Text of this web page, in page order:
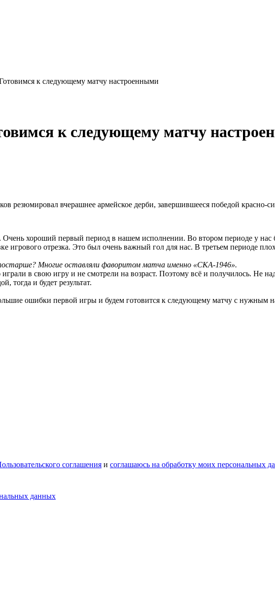
к следующему матчу настроенными
к следующему матчу
вчерашнее армейское дерби, завершившееся победой красно-
хороший первый период в нашем исполнении. Во втором периоде у нас
игрового отрезка. Это был очень важный гол для нас. В третьем периоде
Многие оставляли фаворитом матча именно «СКА-1946».
в свою игру и не смотрели на возраст. Поэтому всё и получилось. Не
тогда и будет результат.
ошибки первой игры и будем готовится к следующему матчу с нужным
соглашения и соглашаюсь на обработку моих персональных
данных